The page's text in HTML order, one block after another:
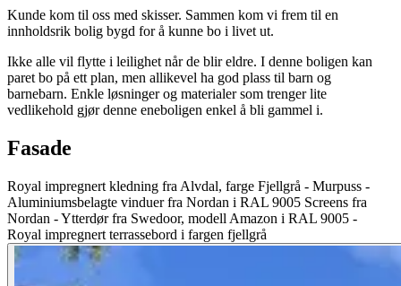
Kunde kom til oss med skisser. Sammen kom vi frem til en
innholdsrik bolig bygd for å kunne bo i livet ut.
Ikke alle vil flytte i leilighet når de blir eldre. I denne boligen kan
paret bo på ett plan, men allikevel ha god plass til barn og
barnebarn. Enkle løsninger og materialer som trenger lite
vedlikehold gjør denne eneboligen enkel å bli gammel i.
Fasade
Royal impregnert kledning fra Alvdal, farge Fjellgrå - Murpuss -
Aluminiumsbelagte vinduer fra Nordan i RAL 9005 Screens fra
Nordan - Ytterdør fra Swedoor, modell Amazon i RAL 9005 -
Royal impregnert terrassebord i fargen fjellgrå